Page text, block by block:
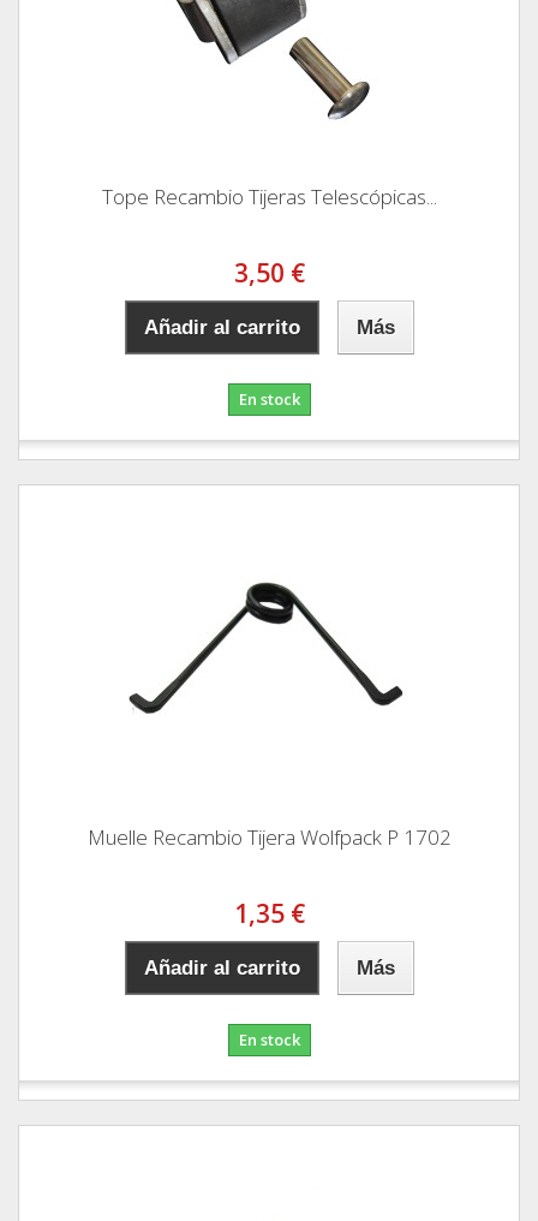
Tope Recambio Tijeras Telescópicas...
3,50 €
Añadir al carrito Más
En stock
Muelle Recambio Tijera Wolfpack P 1702
1,35 €
Añadir al carrito Más
En stock